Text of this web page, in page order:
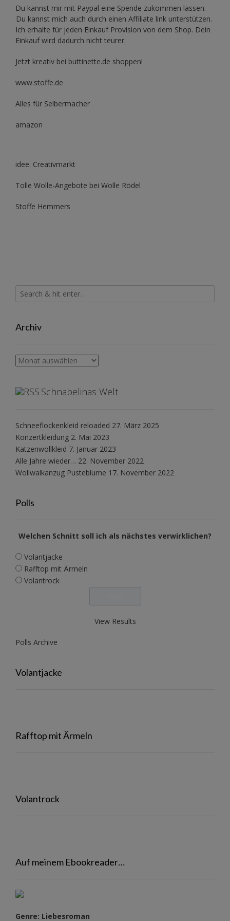
Du kannst mir mit Paypal eine Spende zukommen lassen.
Du kannst mich auch durch einen Affiliate link unterstützen.
Ich erhalte für jeden Einkauf Provision von dem Shop. Dein
Einkauf wird dadurch nicht teurer.
Jetzt kreativ bei buttinette.de shoppen!
www.stoffe.de
Alles für Selbermacher
amazon
idee. Creativmarkt
Tolle Wolle-Angebote bei Wolle Rödel
Stoffe Hemmers
Archiv
Archiv
Schnabelinas Welt
Schneeflockenkleid reloaded 27. März 2025
Konzertkleidung 2. Mai 2023
Katzenwollkleid 7. Januar 2023
Alle Jahre wieder… 22. November 2022
Wollwalkanzug Pusteblume 17. November 2022
Polls
Welchen Schnitt soll ich als nächstes verwirklichen?
Volantjacke
Rafftop mit Ärmeln
Volantrock
View Results
Polls Archive
Volantjacke
Rafftop mit Ärmeln
Volantrock
Auf meinem Ebookreader…
Genre: Liebesroman